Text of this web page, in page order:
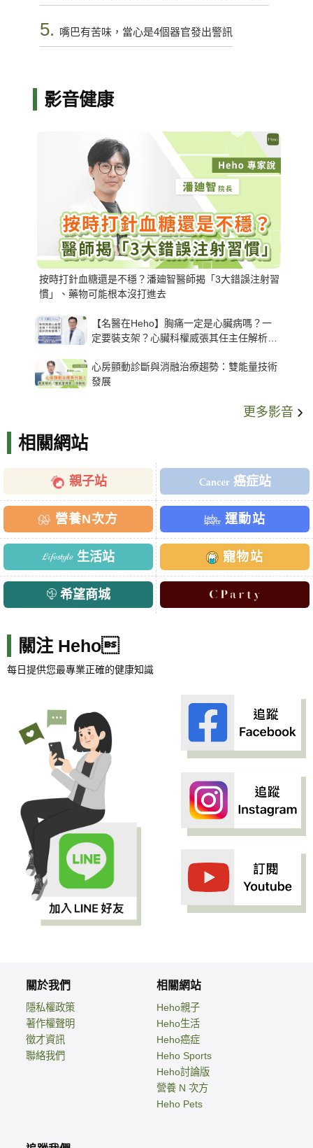
5. 嘴巴有苦味，當心是4個器官發出警訊
影音健康
按時打針血糖還是不穩？潘廸智醫師揭「3大錯誤注射習
慣」、藥物可能根本沒打進去
【名醫在Heho】胸痛一定是心臟病嗎？一
定要裝支架？心臟科權威張其任主任解析支
心房顫動診斷與消融治療趨勢：雙能量技術
發展
更多影音
相關網站
親子站 癌症站
營養N次方 運動站
生活站 寵物站
希望商城
關注 Heho
每日提供您最專業正確的健康知識
關於我們
隱私權政策
著作權聲明
徵才資訊
聯絡我們
相關網站
Heho親子
Heho生活
Heho癌症
Heho Sports
Heho討論版
營養 N 次方
Heho Pets